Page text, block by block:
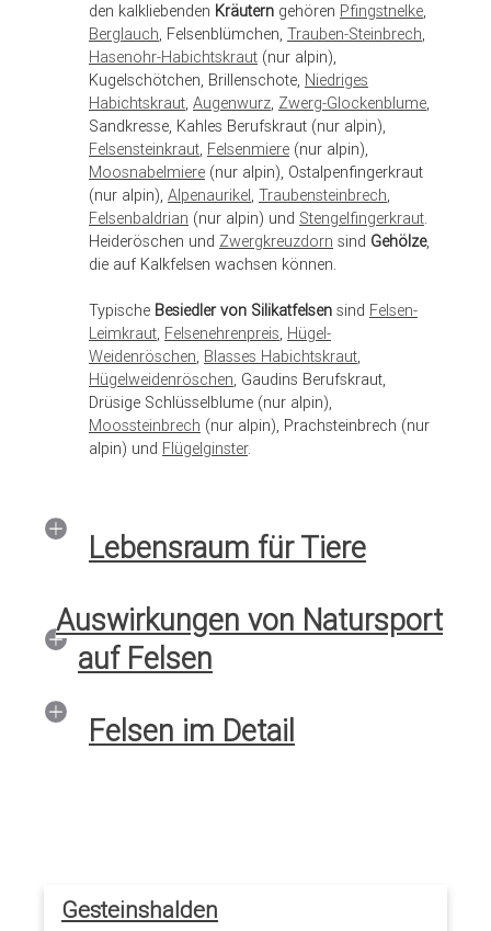
den kalkliebenden Kräutern gehören Pfingstnelke,
Berglauch, Felsenblümchen, Trauben-Steinbrech,
Hasenohr-Habichtskraut (nur alpin),
Kugelschötchen, Brillenschote, Niedriges
Habichtskraut, Augenwurz, Zwerg-Glockenblume,
Sandkresse, Kahles Berufskraut (nur alpin),
Felsensteinkraut, Felsenmiere (nur alpin),
Moosnabelmiere (nur alpin), Ostalpenfingerkraut
(nur alpin), Alpenaurikel, Traubensteinbrech,
Felsenbaldrian (nur alpin) und Stengelfingerkraut.
Heideröschen und Zwergkreuzdorn sind Gehölze,
die auf Kalkfelsen wachsen können.
Typische Besiedler von Silikatfelsen sind Felsen-
Leimkraut, Felsenehrenpreis, Hügel-
Weidenröschen, Blasses Habichtskraut,
Hügelweidenröschen, Gaudins Berufskraut,
Drüsige Schlüsselblume (nur alpin),
Moossteinbrech (nur alpin), Prachsteinbrech (nur
alpin) und Flügelginster.
Lebensraum für Tiere
Auswirkungen von Natursport
auf Felsen
Felsen im Detail
Gesteinshalden